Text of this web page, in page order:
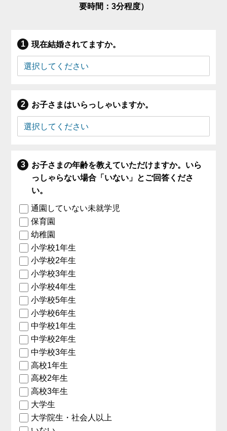
要時間：3分程度）
現在結婚されてますか。
お子さまはいらっしゃいますか。
お子さまの年齢を教えていただけますか。いら
っしゃらない場合「いない」とご回答くださ
い。
通園していない未就学児
保育園
幼稚園
小学校1年生
小学校2年生
小学校3年生
小学校4年生
小学校5年生
小学校6年生
中学校1年生
中学校2年生
中学校3年生
高校1年生
高校2年生
高校3年生
大学生
大学院生・社会人以上